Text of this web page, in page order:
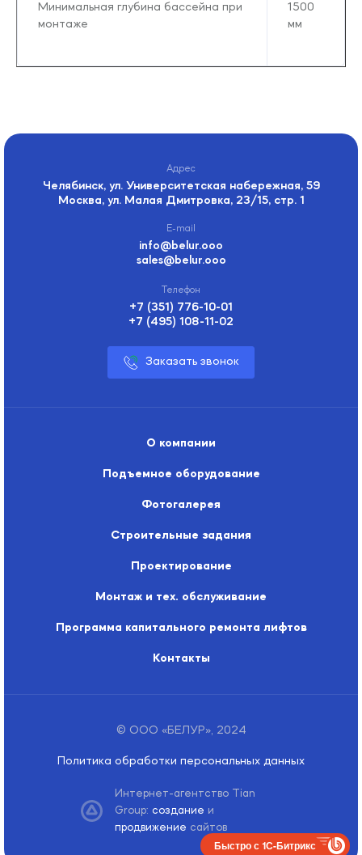
Минимальная глубина бассейна при
монтаже
1500
мм
Челябинск, ул. Университетская набережная, 59
Москва, ул. Малая Дмитровка, 23/15, стр. 1
info@belur.ooo
sales@belur.ooo
+7 (351) 776-10-01
+7 (495) 108-11-02
Заказать звонок
О компании
Подъемное оборудование
Фотогалерея
Строительные задания
Проектирование
Монтаж и тех. обслуживание
Программа капитального ремонта лифтов
Контакты
© ООО «БЕЛУР», 2024
Политика обработки персональных данных
Интернет-агентство Tian
Group: создание и
продвижение сайтов
Быстро с 1С-Битрикс